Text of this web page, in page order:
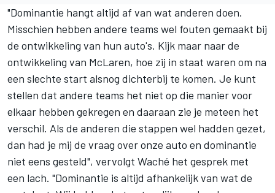
"Dominantie hangt altijd af van wat anderen doen.
Misschien hebben andere teams wel fouten gemaakt bij
de ontwikkeling van hun auto's. Kijk maar naar de
ontwikkeling van McLaren, hoe zij in staat waren om na
een slechte start alsnog dichterbij te komen. Je kunt
stellen dat andere teams het niet op die manier voor
elkaar hebben gekregen en daaraan zie je meteen het
verschil. Als de anderen die stappen wel hadden gezet,
dan had je mij de vraag over onze auto en dominantie
niet eens gesteld", vervolgt Waché het gesprek met
een lach. "Dominantie is altijd afhankelijk van wat de